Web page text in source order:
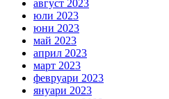
август 2023
юли 2023
юни 2023
май 2023
април 2023
март 2023
февруари 2023
януари 2023